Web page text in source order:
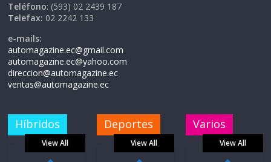
Teléfono: (593) 02 2439 187
Telefax: 02 2242 133
e-mails:
automagazine.ec@gmail.com
automagazine.ec@yahoo.com
direccion@automagazine.ec
ventas@automagazine.ec
Híbridos
View All
Deportes
View All
Varios
View All